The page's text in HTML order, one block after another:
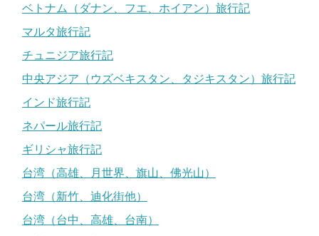
ベトナム（ダナン、フエ、ホイアン）旅行記
マルタ旅行記
チュニジア旅行記
中央アジア（ウズベキスタン、タジキスタン）旅行記
インド旅行記
ネパール旅行記
ギリシャ旅行記
台湾（高雄、月世界、旗山、佛光山）
台湾（新竹、迪化街他）
台湾（台中、高雄、台南）